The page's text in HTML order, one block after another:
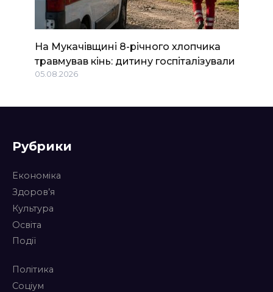
На Мукачівщині 8-річного хлопчика
травмував кінь: дитину госпіталізували
05.08.2026
Рубрики
Економіка
Здоров’я
Культура
Освіта
Події
Політика
Соціум